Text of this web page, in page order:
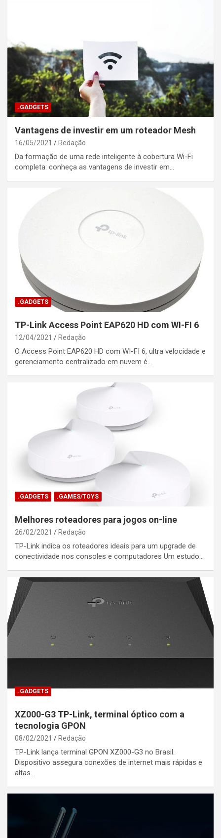
.GADGETS
Vantagens de investir em um roteador Mesh
16/05/2021 Redação
Da formação de uma rede inteligente à cobertura Wi-Fi
completa: conheça as vantagens de investir em…
.GADGETS
TP-Link Access Point EAP620 HD com WI-FI 6
12/04/2021 Redação
O Access Point EAP620 HD com WI-FI 6, ultra velocidade e
gerenciamento centralizado em nuvem é…
.GADGETS .GAMES/TOYS
Melhores roteadores para jogos on-line
26/02/2021 Redação
TP-Link indica os roteadores ideais para um upgrade de
conectividade nos consoles e computadores Um estudo…
.GADGETS
XZ000-G3 TP-Link, terminal óptico com a
tecnologia GPON
08/02/2021 Redação
TP-Link lança terminal GPON XZ000-G3 no Brasil.
Dispositivo assegura conexões de internet mais rápidas e
altas…